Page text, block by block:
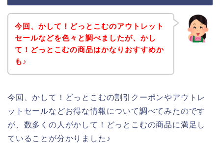
今回、かして！どっとこむのアウトレット
セールなどを色々と調べましたが、かし
て！どっとこむの商品はかなりおすすめか
も♪
今回、かして！どっとこむの割引クーポンやアウトレ
ットセールなどお得な情報について調べてみたのです
が、数多くの人がかして！どっとこむの商品に満足し
ていることが分かりました♪